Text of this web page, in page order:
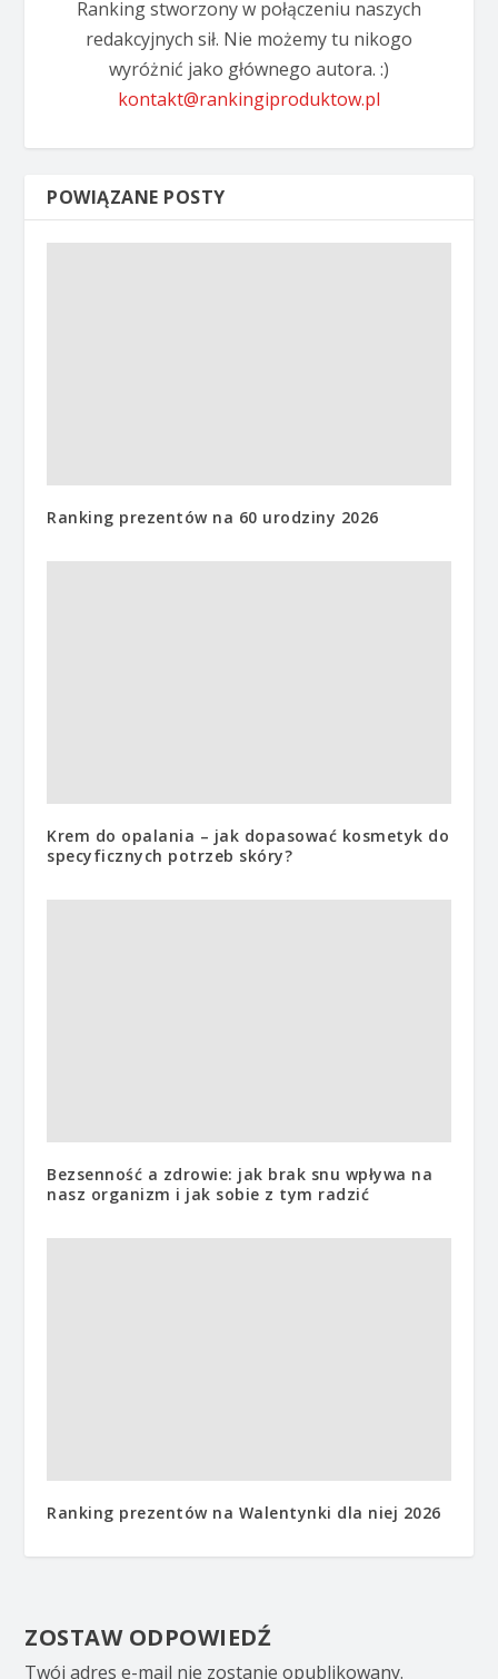
Ranking stworzony w połączeniu naszych
redakcyjnych sił. Nie możemy tu nikogo
wyróżnić jako głównego autora. :)
kontakt@rankingiproduktow.pl
POWIĄZANE POSTY
Ranking prezentów na 60 urodziny 2026
Krem do opalania – jak dopasować kosmetyk do
specyficznych potrzeb skóry?
Bezsenność a zdrowie: jak brak snu wpływa na
nasz organizm i jak sobie z tym radzić
Ranking prezentów na Walentynki dla niej 2026
ZOSTAW ODPOWIEDŹ
Twój adres e-mail nie zostanie opublikowany.